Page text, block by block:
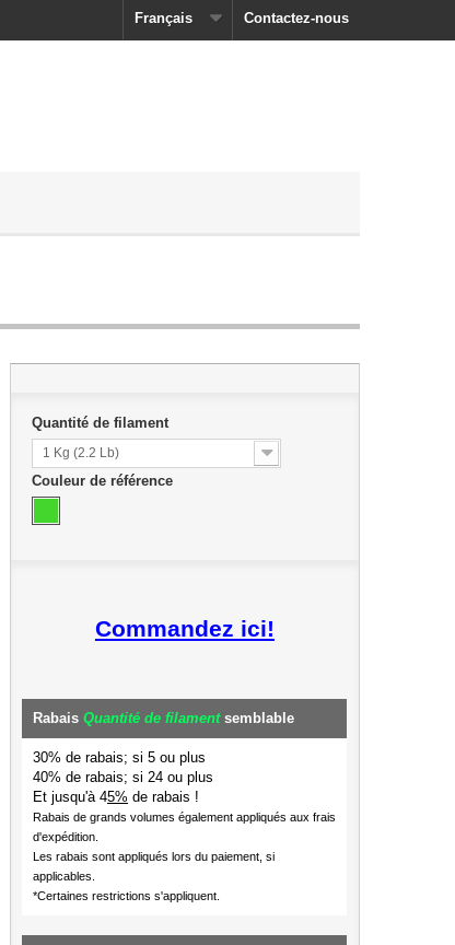
Contactez-nous
Français
Quantité de filament
1 Kg (2.2 Lb)
Couleur de référence
Commandez ici!
Rabais Quantité de filamentsemblable
30% de rabais; si 5 ou plus
40% de rabais; si 24 ou plus
Et jusqu'à 45% de rabais !
Rabais de grands volumes également appliqués aux frais
d'expédition.
Les rabais sont appliqués lors du paiement, si
applicables.
*Certaines restrictions s'appliquent.